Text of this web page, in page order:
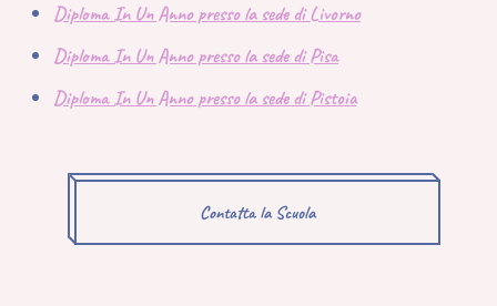
Diploma In Un Anno presso la sede di Livorno
Diploma In Un Anno presso la sede di Pisa
Diploma In Un Anno presso la sede di Pistoia
Contatta la Scuola